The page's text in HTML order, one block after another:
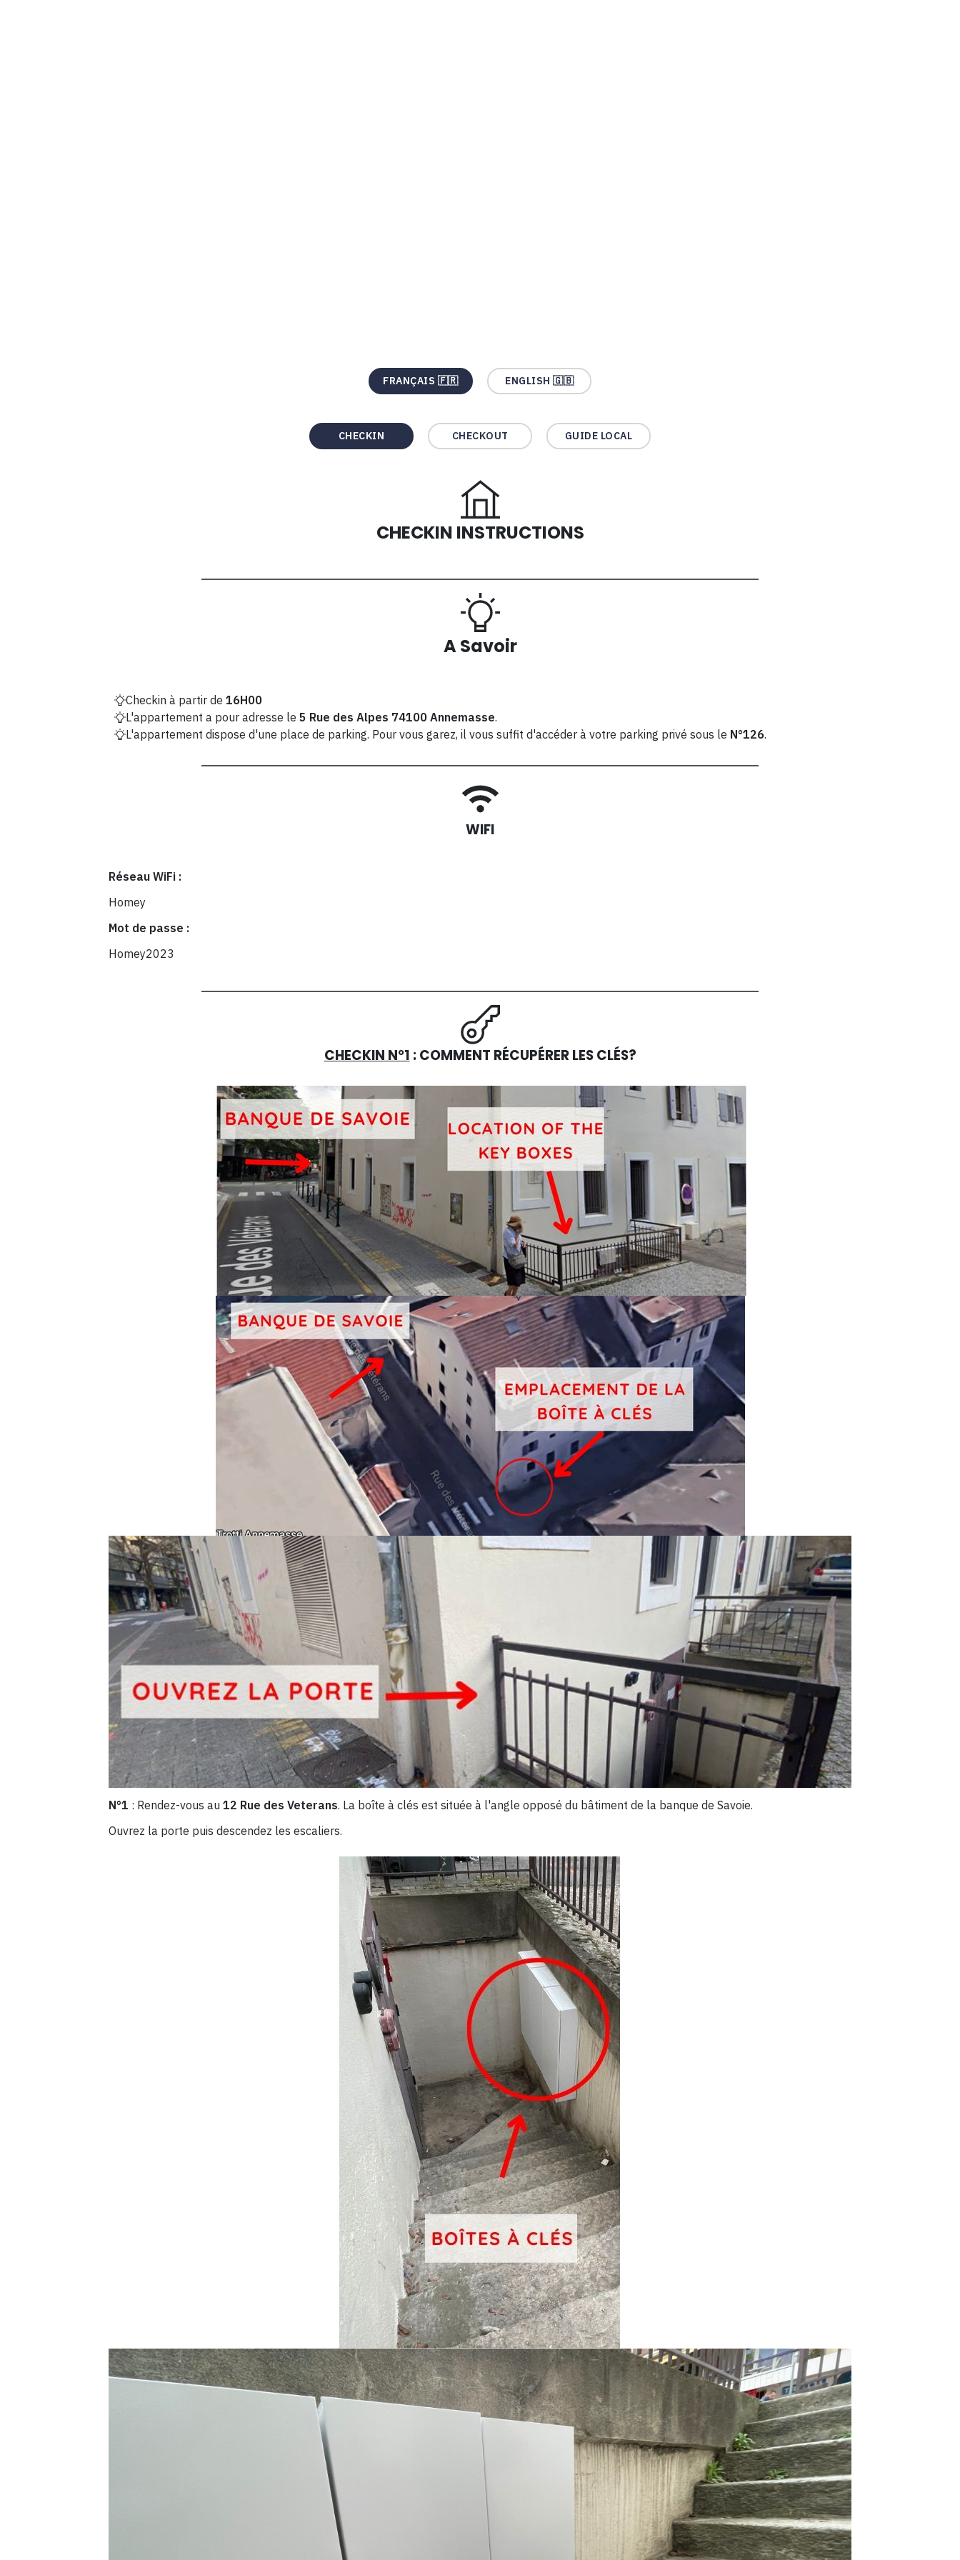
FRANÇAIS 🇫🇷 ENGLISH 🇬🇧
CHECKIN CHECKOUT GUIDE LOCAL
CHECKIN INSTRUCTIONS
A Savoir
Checkin à partir de 16H00
L'appartement a pour adresse le 5 Rue des Alpes 74100 Annemasse.
L'appartement dispose d'une place de parking. Pour vous garez, il vous suffit d'accéder à votre parking privé sous le N°126.
WIFI
Réseau WiFi :
Homey
Mot de passe :
Homey2023
CHECKIN N°1 : COMMENT RÉCUPÉRER LES CLÉS?
N°1 : Rendez-vous au 12 Rue des Veterans. La boîte à clés est située à l'angle opposé du bâtiment de la banque de Savoie.
Ouvrez la porte puis descendez les escaliers.